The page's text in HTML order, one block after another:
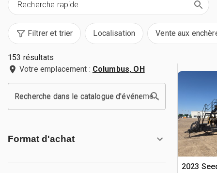
Filtrer et trier Localisation Vente aux
153 résultats
Votre emplacement : Columbus, OH
Recherche dans le catalogue d'événements
Format d'achat
2023